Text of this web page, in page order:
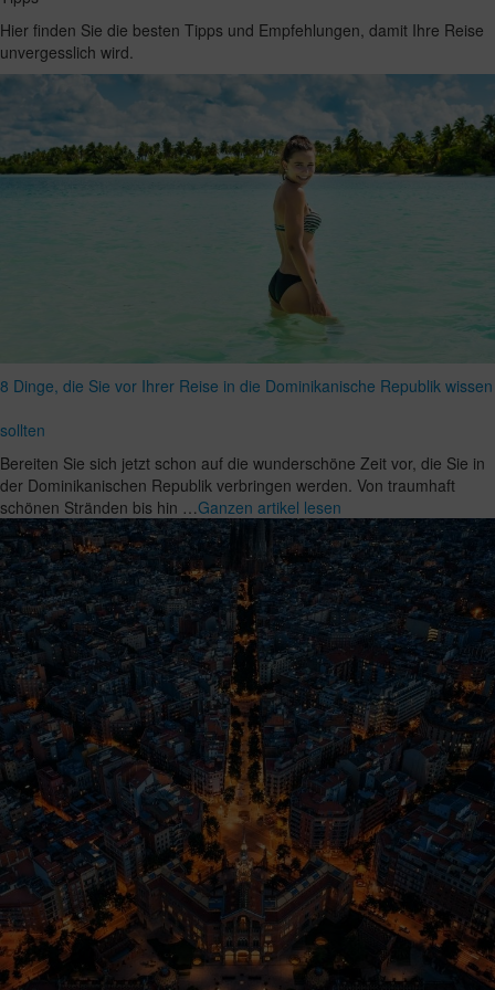
Hier finden Sie die besten Tipps und Empfehlungen, damit Ihre Reise
unvergesslich wird.
8 Dinge, die Sie vor Ihrer Reise in die Dominikanische Republik wissen
sollten
Bereiten Sie sich jetzt schon auf die wunderschöne Zeit vor, die Sie in
der Dominikanischen Republik verbringen werden. Von traumhaft
schönen Stränden bis hin …Ganzen artikel lesen